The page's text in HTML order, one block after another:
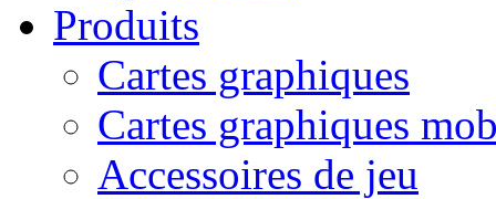
Produits
Cartes graphiques
Cartes graphiques
Accessoires de jeu